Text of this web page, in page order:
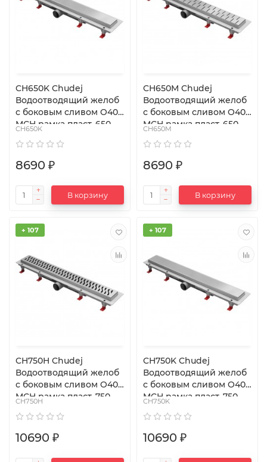
CH650K Chudej
Водоотводящий желоб
с боковым сливом O40
MCH рамка пласт. 650
CH650K
8690 ₽
В корзину
CH650M Chudej
Водоотводящий желоб
с боковым сливом O40
MCH рамка пласт. 650
CH650M
8690 ₽
В корзину
+ 107
CH750H Chudej
Водоотводящий желоб
с боковым сливом O40
MCH рамка пласт. 750
CH750H
10690 ₽
+ 107
CH750K Chudej
Водоотводящий желоб
с боковым сливом O40
MCH рамка пласт. 750
CH750K
10690 ₽